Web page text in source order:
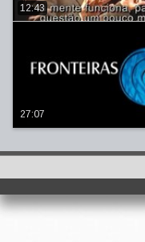
12:43
27:07